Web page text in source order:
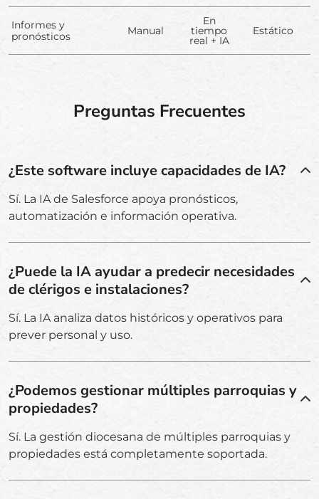
Informes y
pronósticos
Manual
En
tiempo
real + IA
Estático
Preguntas Frecuentes
¿Este software incluye capacidades de IA?
Sí. La IA de Salesforce apoya pronósticos,
automatización e información operativa.
¿Puede la IA ayudar a predecir necesidades
de clérigos e instalaciones?
Sí. La IA analiza datos históricos y operativos para
prever personal y uso.
¿Podemos gestionar múltiples parroquias y
propiedades?
Sí. La gestión diocesana de múltiples parroquias y
propiedades está completamente soportada.